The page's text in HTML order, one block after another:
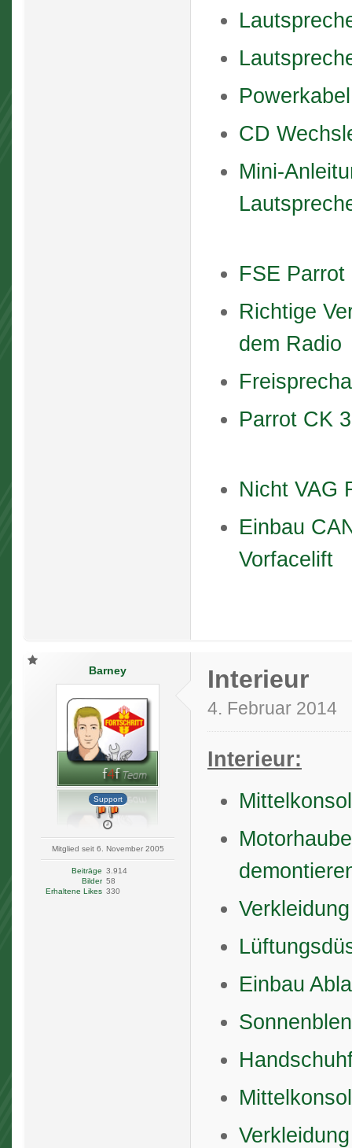
CD
Mini-
FSE
Richtige
dem Radio
Parrot CK
Nicht VAG
Einbau
Vorfacelift
Barney
Support
Mitglied seit 6. November 2005
Beiträge 3.914
Bilder 58
Erhaltene Likes 330
Interieur
4. Februar 2014
Interieur:
Einbau